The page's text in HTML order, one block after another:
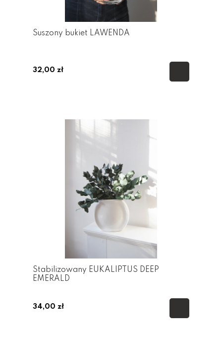
Suszony bukiet LAWENDA
32,00 zł
Stabilizowany EUKALIPTUS DEEP
EMERALD
34,00 zł